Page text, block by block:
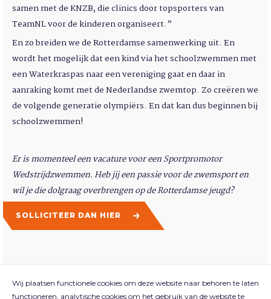
samen met de KNZB, die clinics door topsporters van
TeamNL voor de kinderen organiseert.”
En zo breiden we de Rotterdamse samenwerking uit. En
wordt het mogelijk dat een kind via het schoolzwemmen met
een Waterkraspas naar een vereniging gaat en daar in
aanraking komt met de Nederlandse zwemtop. Zo creëren we
de volgende generatie olympiërs. En dat kan dus beginnen bij
schoolzwemmen!
Er is momenteel een vacature voor een Sportpromotor
Wedstrijdzwemmen. Heb jij een passie voor de zwemsport en
wil je die dolgraag overbrengen op de Rotterdamse jeugd?
SOLLICITEER DAN HIER
Wij plaatsen functionele cookies om deze website naar behoren te laten
functioneren, analytische cookies om het gebruik van de website te